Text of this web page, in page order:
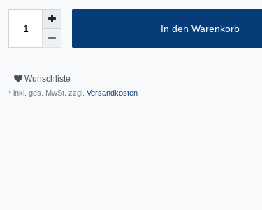
In den Warenkorb
Wunschliste
* inkl. ges. MwSt. zzgl. Versandkosten